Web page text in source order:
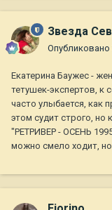
Звезда
Опубликовано
Екатерина Баужес -
тетушек-экспертов, к
часто улыбается, как
этом судит строго, но
"РЕТРИВЕР - ОСЕНЬ
можно смело ходит,